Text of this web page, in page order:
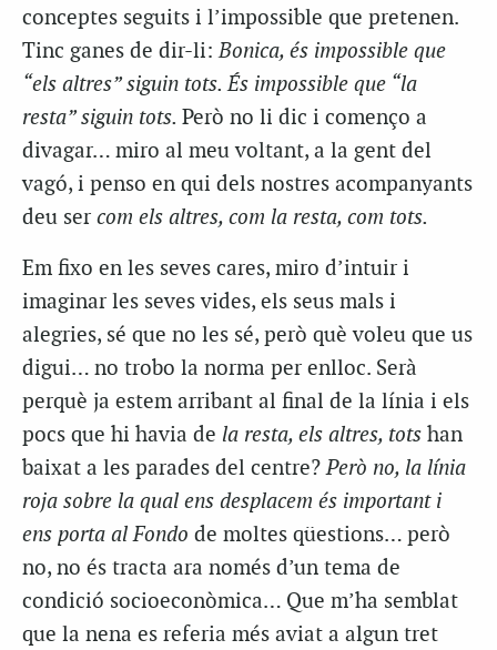
conceptes seguits i l’impossible que pretenen.
Tinc ganes de dir-li:Bonica, és impossible que
“els altres” siguin tots. És impossible que “la
resta” siguin tots. Però no li dic i començo a
divagar… miro al meu voltant, a la gent del
vagó, i penso en qui dels nostres acompanyants
deu ser com els altres, com la resta, com tots.
Em fixo en les seves cares, miro d’intuir i
imaginar les seves vides, els seus mals i
alegries, sé que no les sé, però què voleu que us
digui… no trobo la norma per enlloc. Serà
perquè ja estem arribant al final de la línia i els
pocs que hi havia de la resta, els altres, tots han
baixat a les parades del centre?Però no, la línia
roja sobre la qual ens desplacem és important i
ens porta al Fondo de moltes qüestions… però
no, no és tracta ara només d’un tema de
condició socioeconòmica… Que m’ha semblat
que la nena es referia més aviat a algun tret